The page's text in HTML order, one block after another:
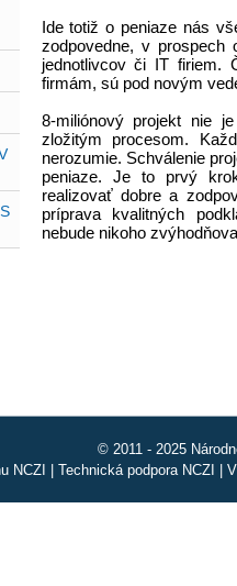
Ide totiž o peniaze nás
zodpovedne, v prospech
jednotlivcov či IT firiem.
firmám, sú pod novým
8-miliónový projekt nie
zložitým procesom.
nerozumie. Schválenie
peniaze. Je to prvý
realizovať dobre a
príprava kvalitných
nebude nikoho
© 2011 - 2025
NCZI Technická podpora NCZI